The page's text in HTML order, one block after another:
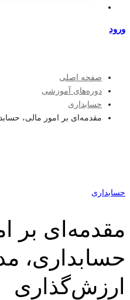
ورود
صفحه اصلی
دوره‌های آموزشی
حسابداری
مقدمه‌ای بر امور مالی،
حسابداری
مقدمه‌ای بر
حسابداری،
ارزش‌گذاری